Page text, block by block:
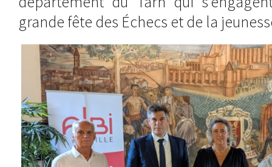
grande fête des Échecs et de la